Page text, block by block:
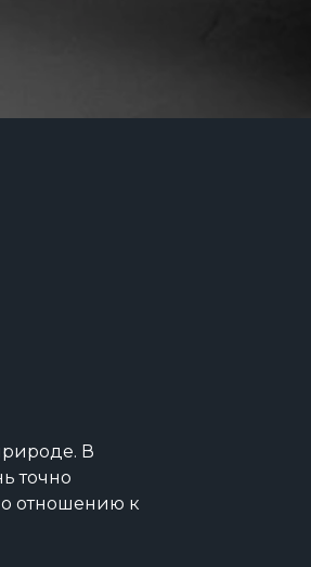
В
точно
отношению к